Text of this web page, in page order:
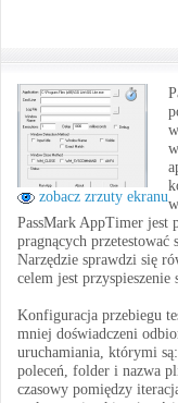
zobacz zrzuty ekranu
PassMark AppTimer jest
pragnących
Narzędzie sprawdzi się
celem jest przyspieszenie
Konfiguracja przebiegu
mniej doświadczeni
uruchamiania, którymi
poleceń, folder i nazwa
czasowy pomiędzy